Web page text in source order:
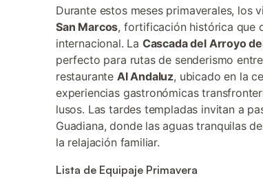
Durante estos meses primaverales, los
San Marcos, fortificación histórica que
internacional. La Cascada del Arroyo
perfecto para rutas de senderismo
restaurante Al Andaluz, ubicado en la
experiencias gastronómicas
lusos. Las tardes templadas invitan a
Guadiana, donde las aguas tranquilas
la relajación familiar.
Lista de Equipaje Primavera